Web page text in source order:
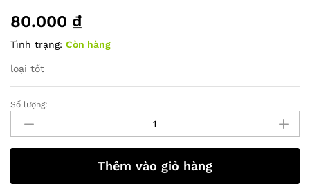
80.000 ₫
Tình trạng: Còn hàng
loại tốt
Hộp
test
cable
RJ11
RJ45
Số lượng:
Thêm vào giỏ hàng